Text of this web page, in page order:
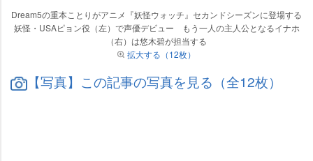
Dream5の重本ことりがアニメ『妖怪ウォッチ』セカンドシーズンに登場する
妖怪・USAピョン役（左）で声優デビュー もう一人の主人公となるイナホ
（右）は悠木碧が担当する
拡大する（12枚）
【写真】この記事の写真を見る（全12枚）